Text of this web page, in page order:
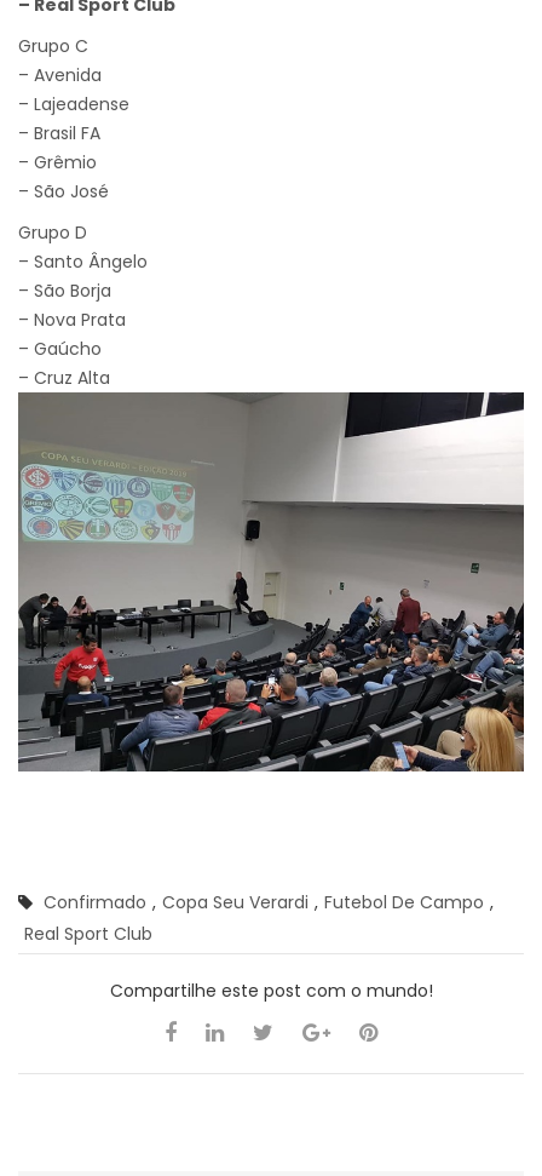
Grupo C
– Avenida
– Lajeadense
– Brasil FA
– Grêmio
– São José
Grupo D
– Santo Ângelo
– São Borja
– Nova Prata
– Gaúcho
– Cruz Alta
Confirmado , Copa Seu Verardi , Futebol De Campo ,
Real Sport Club
Compartilhe este post com o mundo!